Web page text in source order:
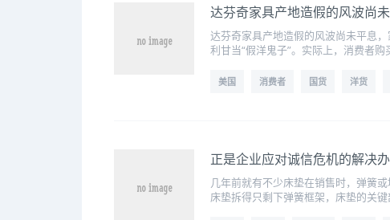
达芬奇家具产地造假的风波尚
达芬奇家具产地造假的风波尚未平息
利甘当“假洋鬼子”。实际上，消费者
美国 消费者 国货 洋货
正是企业应对诚信危机的解决
几年前就有不少床垫在销售时，弹簧
床垫拆得只剩下弹簧框架，床垫的关键